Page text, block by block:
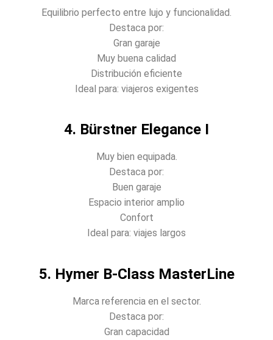
Equilibrio perfecto entre lujo y funcionalidad.
Destaca por:
Gran garaje
Muy buena calidad
Distribución eficiente
Ideal para: viajeros exigentes
4. Bürstner Elegance I
Muy bien equipada.
Destaca por:
Buen garaje
Espacio interior amplio
Confort
Ideal para: viajes largos
5. Hymer B-Class MasterLine
Marca referencia en el sector.
Destaca por:
Gran capacidad